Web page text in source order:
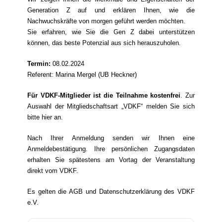
Generation Z auf und erklären Ihnen, wie die
Nachwuchskräfte von morgen geführt werden möchten.
Sie erfahren, wie Sie die Gen Z dabei unterstützen
können, das beste Potenzial aus sich herauszuholen.
Termin: 08.02.2024
Referent: Marina Mergel (UB Heckner)
Für VDKF-Mitglieder ist die Teilnahme kostenfrei. Zur
Auswahl der Mitgliedschaftsart „VDKF“ melden Sie sich
bitte hieran.
Nach Ihrer Anmeldung senden wir Ihnen eine
Anmeldebestätigung. Ihre persönlichen Zugangsdaten
erhalten Sie spätestens am Vortag der Veranstaltung
direkt vom VDKF.
Es gelten die AGB und Datenschutzerklärung des VDKF
e.V.